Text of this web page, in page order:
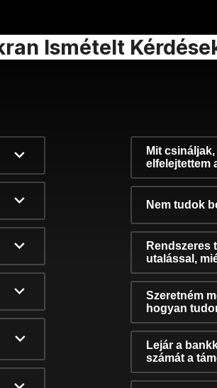
Ismételt
Mit
elfelejtettem
Nem tudok
Rendszeres
utalással,
Szeretném
hogyan
Lejár a
számát a